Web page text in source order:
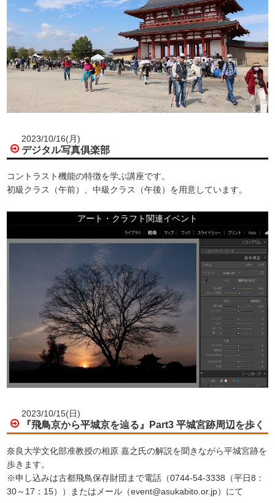
2023/10/16(月)
デジタル写真俱楽部
コントラスト機能の特徴を学ぶ講座です。
初級クラス（午前）、中級クラス（午後）を用意しています。
アート・クラフト関連イベント
2023/10/15(日)
『飛鳥京から平城京を辿る』Part3 平城宮跡周辺を歩く
奈良大学文化部准教授の相原 嘉之氏の解説を聞きながら平城宮跡を
歩きます。
※申し込みは古都飛鳥保存財団まで電話（0744-54-3338（平日8：
30～17：15））またはメール（event@asukabito.or.jp）にて